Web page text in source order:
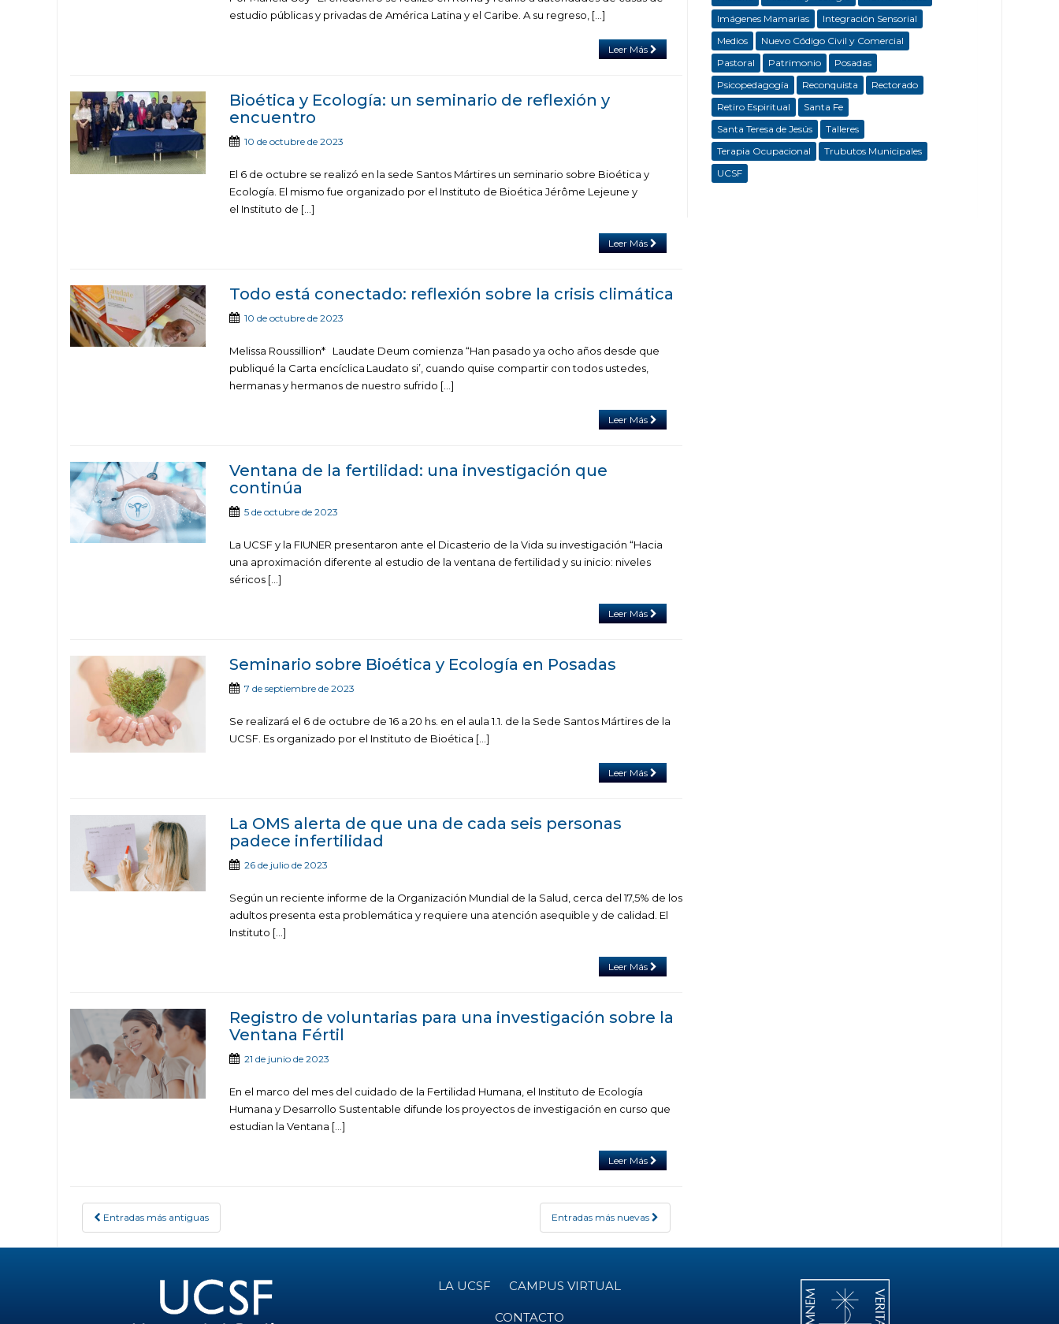
estudio públicas y privadas de América Latina y el Caribe. A su regreso, […]
Leer Más
Bioética y Ecología: un seminario de reflexión y
encuentro
10 de octubre de 2023
El 6 de octubre se realizó en la sede Santos Mártires un seminario sobre Bioética y
Ecología. El mismo fue organizado por el Instituto de Bioética Jérôme Lejeune y
el Instituto de […]
Leer Más
Todo está conectado: reflexión sobre la crisis climática
10 de octubre de 2023
Melissa Roussillion* Laudate Deum comienza “Han pasado ya ocho años desde que
publiqué la Carta encíclica Laudato si’, cuando quise compartir con todos ustedes,
hermanas y hermanos de nuestro sufrido […]
Leer Más
Ventana de la fertilidad: una investigación que
continúa
5 de octubre de 2023
La UCSF y la FIUNER presentaron ante el Dicasterio de la Vida su investigación “Hacia
una aproximación diferente al estudio de la ventana de fertilidad y su inicio: niveles
séricos […]
Leer Más
Seminario sobre Bioética y Ecología en Posadas
7 de septiembre de 2023
Se realizará el 6 de octubre de 16 a 20 hs. en el aula 1.1. de la Sede Santos Mártires de la
UCSF. Es organizado por el Instituto de Bioética […]
Leer Más
La OMS alerta de que una de cada seis personas
padece infertilidad
26 de julio de 2023
Según un reciente informe de la Organización Mundial de la Salud, cerca del 17,5% de los
adultos presenta esta problemática y requiere una atención asequible y de calidad. El
Instituto […]
Leer Más
Registro de voluntarias para una investigación sobre la
Ventana Fértil
21 de junio de 2023
En el marco del mes del cuidado de la Fertilidad Humana, el Instituto de Ecología
Humana y Desarrollo Sustentable difunde los proyectos de investigación en curso que
estudian la Ventana […]
Leer Más
POSTS NAVIGATION
Entradas más antiguas Entradas más nuevas
Imágenes Mamarias
Integración Sensorial
Medios
Nuevo Código Civil y Comercial
Pastoral
Patrimonio
Posadas
Psicopedagogía
Reconquista
Rectorado
Retiro Espiritual
Santa Fe
Santa Teresa de Jesús
Talleres
Terapia Ocupacional
Trubutos Municipales
UCSF
LA UCSF CAMPUS VIRTUAL
CONTACTO